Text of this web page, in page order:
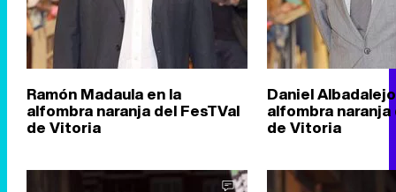
Ramón Madaula en la
alfombra naranja del FesTVal
de Vitoria
Daniel
alfombra naranja
de Vitoria